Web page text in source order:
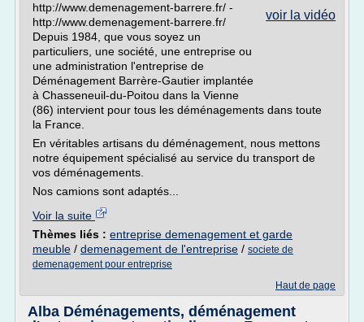
voir la vidéo
http://www.demenagement-barrere.fr/ -
http://www.demenagement-barrere.fr/
Depuis 1984, que vous soyez un
particuliers, une société, une entreprise ou
une administration l'entreprise de
Déménagement Barrère-Gautier implantée
à Chasseneuil-du-Poitou dans la Vienne
(86) intervient pour tous les déménagements dans toute
la France.
En véritables artisans du déménagement, nous mettons
notre équipement spécialisé au service du transport de
vos déménagements.
Nos camions sont adaptés...
Voir la suite
Thèmes liés : entreprise demenagement et garde
meuble / demenagement de l'entreprise / societe de
demenagement pour entreprise
Haut de page
Alba Déménagements, déménagement